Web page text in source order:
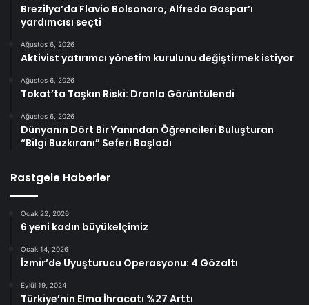
Brezilya’da Flavio Bolsonaro, Alfredo Gaspar’ı
yardımcısı seçti
Ağustos 6, 2026
Aktivist yatırımcı yönetim kurulunu değiştirmek istiyor
Ağustos 6, 2026
Tokat’ta Taşkın Riski: Dronla Görüntülendi
Ağustos 6, 2026
Dünyanın Dört Bir Yanından Öğrencileri Buluşturan
“Bilgi Buzkıranı” Seferi Başladı
Rastgele Haberler
Ocak 22, 2026
6 yeni kadın büyükelçimiz
Ocak 14, 2026
İzmir’de Uyuşturucu Operasyonu: 4 Gözaltı
Eylül 19, 2024
Türkiye’nin Elma İhracatı %27 Arttı